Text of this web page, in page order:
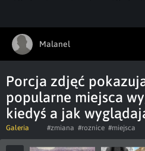
Malanel
Porcja zdjęć
popularne miejsca
kiedyś a jak
Galeria #zmiana #roznice #miejsca